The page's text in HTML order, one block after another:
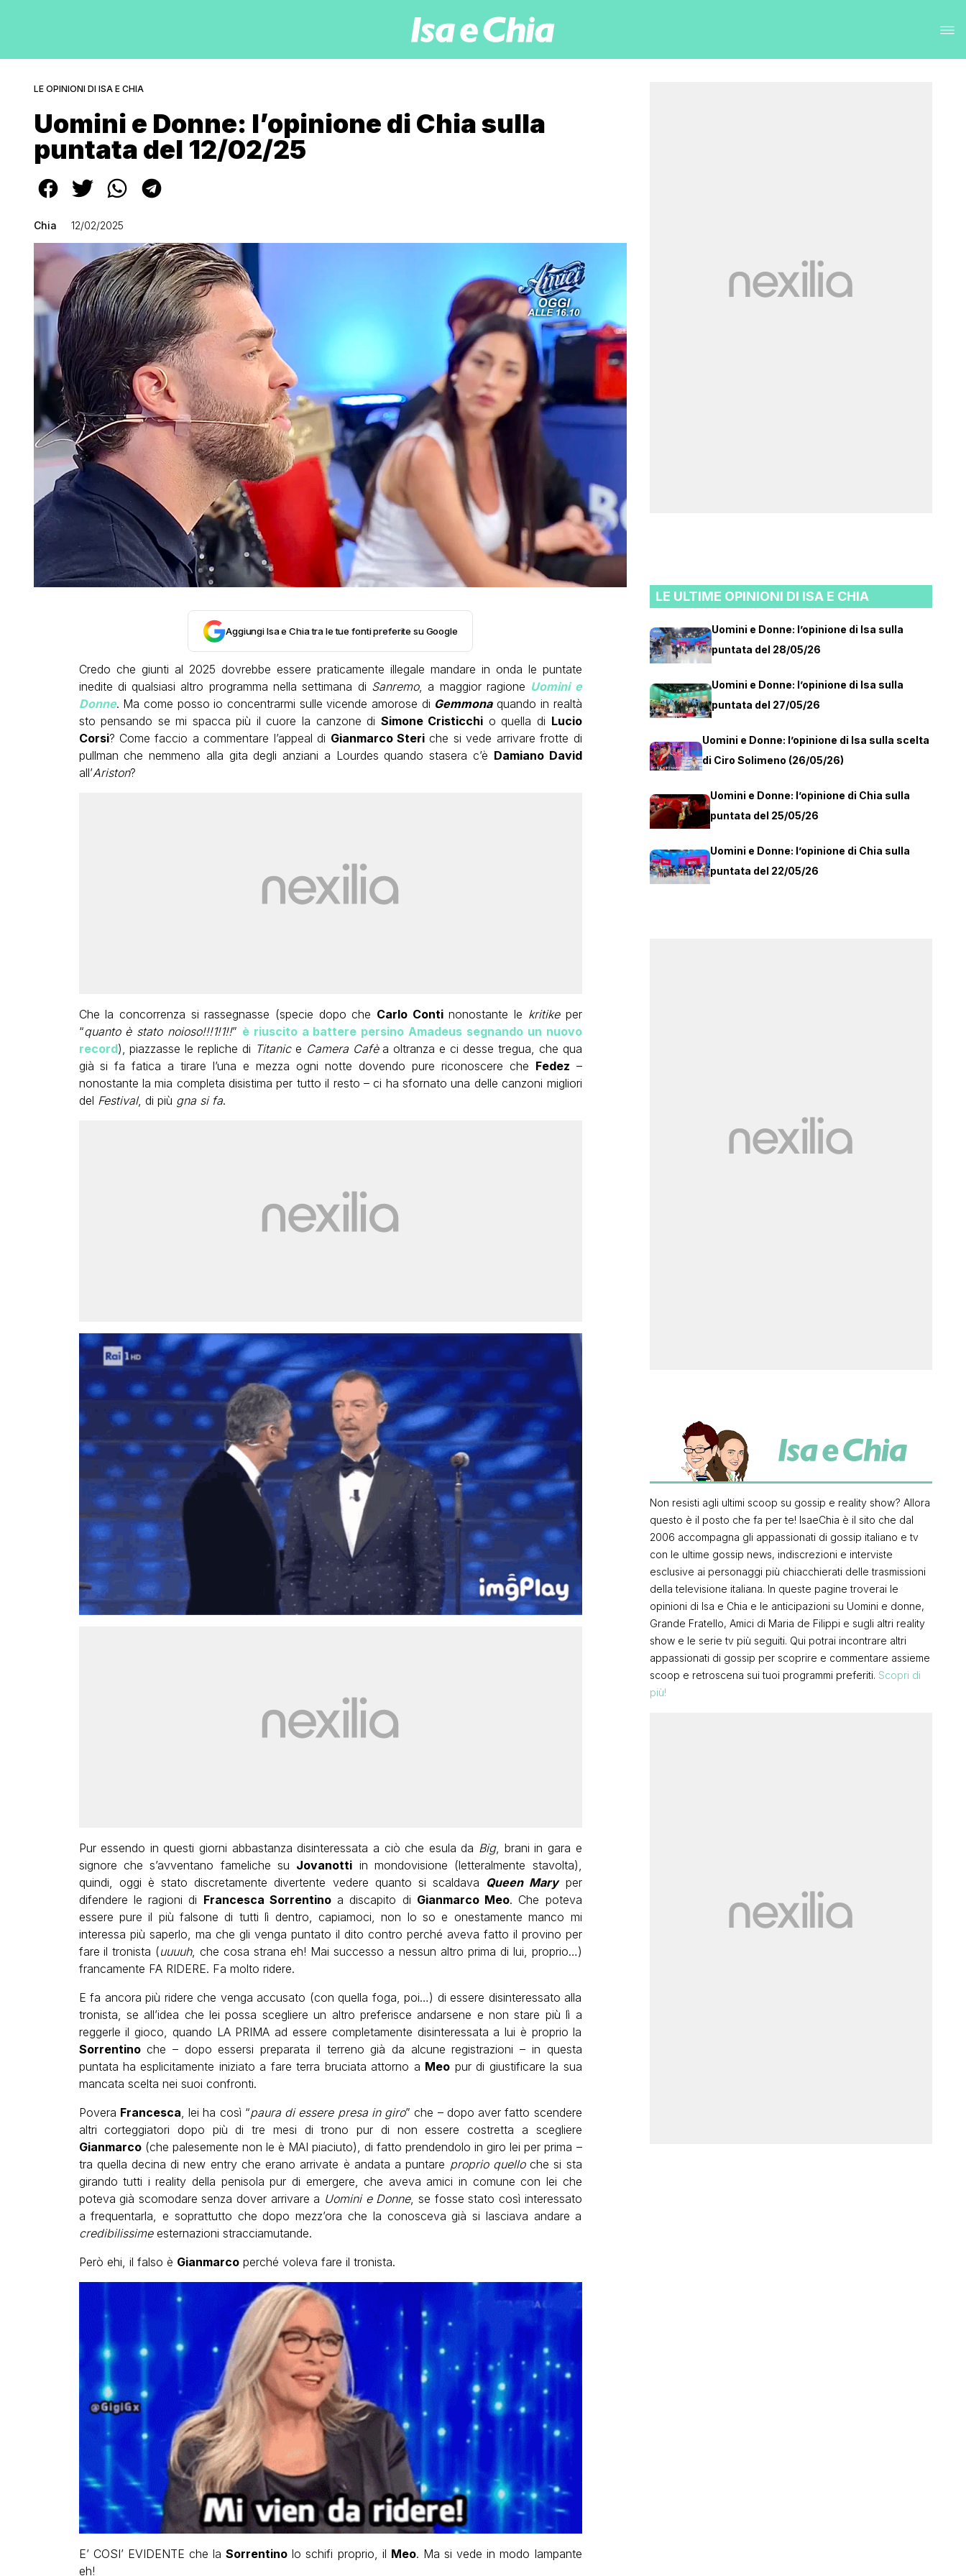
LE OPINIONI DI ISA E CHIA
Uomini e Donne: l’opinione di Chia sulla
puntata del 12/02/25
Chia 12/02/2025
Aggiungi Isa e Chia tra le tue fonti preferite su Google
Credo che giunti al 2025 dovrebbe essere praticamente illegale mandare in onda le puntate
inedite di qualsiasi altro programma nella settimana di Sanremo, a maggior ragione Uomini e
Donne. Ma come posso io concentrarmi sulle vicende amorose di Gemmonaquando in realtà
sto pensando se mi spacca più il cuore la canzone di Simone Cristicchi o quella di Lucio
Corsi? Come faccio a commentare l’appeal di Gianmarco Steriche si vede arrivare frotte di
pullman che nemmeno alla gita degli anziani a Lourdes quando stasera c’è Damiano David
all’Ariston?
Che la concorrenza si rassegnasse (specie dopo che Carlo Continonostante le kritikeper
“quanto è stato noioso!!!1!1!!” è riuscito a battere persino Amadeus segnando un nuovo
record), piazzasse le repliche di Titanice Camera Cafèa oltranza e ci desse tregua, che qua
già si fa fatica a tirare l’una e mezza ogni notte dovendo pure riconoscere che Fedez –
nonostante la mia completa disistima per tutto il resto – ci ha sfornato una delle canzoni migliori
del Festival, di più gna si fa.
Pur essendo in questi giorni abbastanza disinteressata a ciò che esula da Big, brani in gara e
signore che s’avventano fameliche su Jovanotti in mondovisione (letteralmente stavolta),
quindi, oggi è stato discretamente divertente vedere quanto si scaldava Queen Maryper
difendere le ragioni di Francesca Sorrentinoa discapito di Gianmarco Meo. Che poteva
essere pure il più falsone di tutti lì dentro, capiamoci, non lo so e onestamente manco mi
interessa più saperlo, ma che gli venga puntato il dito contro perché aveva fatto il provino per
fare il tronista (uuuuh, che cosa strana eh! Mai successo a nessun altro prima di lui, proprio…)
francamente FA RIDERE. Fa molto ridere.
E fa ancora più ridere che venga accusato (con quella foga, poi…) di essere disinteressato alla
tronista, se all’idea che lei possa scegliere un altro preferisce andarsene e non stare più lì a
reggerle il gioco, quando LA PRIMA ad essere completamente disinteressata a lui è proprio la
Sorrentinoche – dopo essersi preparata il terreno già da alcune registrazioni – in questa
puntata ha esplicitamente iniziato a fare terra bruciata attorno a Meo pur di giustificare la sua
mancata scelta nei suoi confronti.
Povera Francesca , lei ha così “paura di essere presa in giro” che – dopo aver fatto scendere
altri corteggiatori dopo più di tre mesi di trono pur di non essere costretta a scegliere
Gianmarco(che palesemente non le è MAI piaciuto), di fatto prendendolo in giro lei per prima –
tra quella decina di new entry che erano arrivate è andata a puntare proprio quelloche si sta
girando tutti i reality della penisola pur di emergere, che aveva amici in comune con lei che
poteva già scomodare senza dover arrivare a Uomini e Donne, se fosse stato così interessato
a frequentarla, e soprattutto che dopo mezz’ora che la conosceva già si lasciava andare a
credibilissimeesternazioni stracciamutande.
Però ehi, il falso è Gianmarcoperché voleva fare il tronista.
E’ COSI’ EVIDENTE che laSorrentino lo schifi proprio, il Meo. Ma si vede in modo lampante
eh!
LE ULTIME OPINIONI DI ISA E CHIA
Uomini e Donne: l’opinione di Isa sulla
puntata del 28/05/26
Uomini e Donne: l’opinione di Isa sulla
puntata del 27/05/26
Uomini e Donne: l’opinione di Isa sulla scelta
di Ciro Solimeno (26/05/26)
Uomini e Donne: l’opinione di Chia sulla
puntata del 25/05/26
Uomini e Donne: l’opinione di Chia sulla
puntata del 22/05/26
Non resisti agli ultimi scoop su gossip e reality show? Allora
questo è il posto che fa per te! IsaeChia è il sito che dal
2006 accompagna gli appassionati di gossip italiano e tv
con le ultime gossip news, indiscrezioni e interviste
esclusive ai personaggi più chiacchierati delle trasmissioni
della televisione italiana. In queste pagine troverai le
opinioni di Isa e Chia e le anticipazioni su Uomini e donne,
Grande Fratello, Amici di Maria de Filippi e sugli altri reality
show e le serie tv più seguiti. Qui potrai incontrare altri
appassionati di gossip per scoprire e commentare assieme
scoop e retroscena sui tuoi programmi preferiti. Scopri di
più!